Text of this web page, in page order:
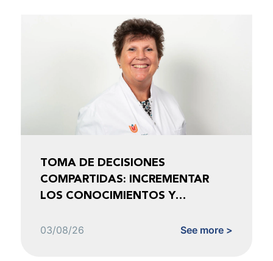
TOMA DE DECISIONES
COMPARTIDAS: INCREMENTAR
LOS CONOCIMIENTOS Y
03/08/26 See more >